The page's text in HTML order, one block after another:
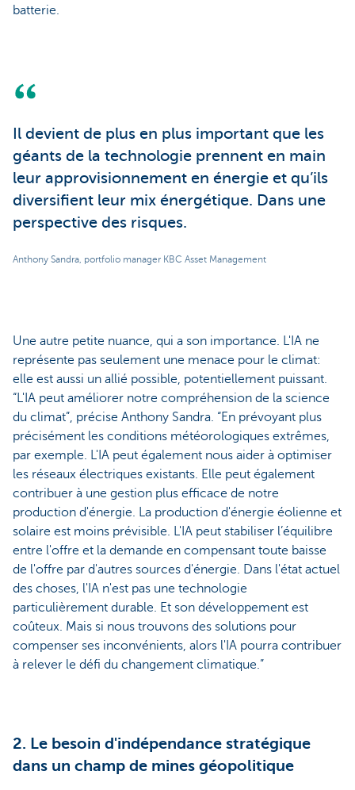
batterie.
Il devient de plus en plus important que les
géants de la technologie prennent en main
leur approvisionnement en énergie et qu’ils
diversifient leur mix énergétique. Dans une
perspective des risques.
Anthony Sandra, portfolio manager KBC Asset Management
Une autre petite nuance, qui a son importance. L'IA ne
représente pas seulement une menace pour le climat:
elle est aussi un allié possible, potentiellement puissant.
“L'IA peut améliorer notre compréhension de la science
du climat”, précise Anthony Sandra. “En prévoyant plus
précisément les conditions météorologiques extrêmes,
par exemple. L'IA peut également nous aider à optimiser
les réseaux électriques existants. Elle peut également
contribuer à une gestion plus efficace de notre
production d'énergie. La production d'énergie éolienne et
solaire est moins prévisible. L'IA peut stabiliser l’équilibre
entre l'offre et la demande en compensant toute baisse
de l'offre par d'autres sources d'énergie. Dans l'état actuel
des choses, l'IA n'est pas une technologie
particulièrement durable. Et son développement est
coûteux. Mais si nous trouvons des solutions pour
compenser ses inconvénients, alors l'IA pourra contribuer
à relever le défi du changement climatique.”
2. Le besoin d'indépendance stratégique
dans un champ de mines géopolitique